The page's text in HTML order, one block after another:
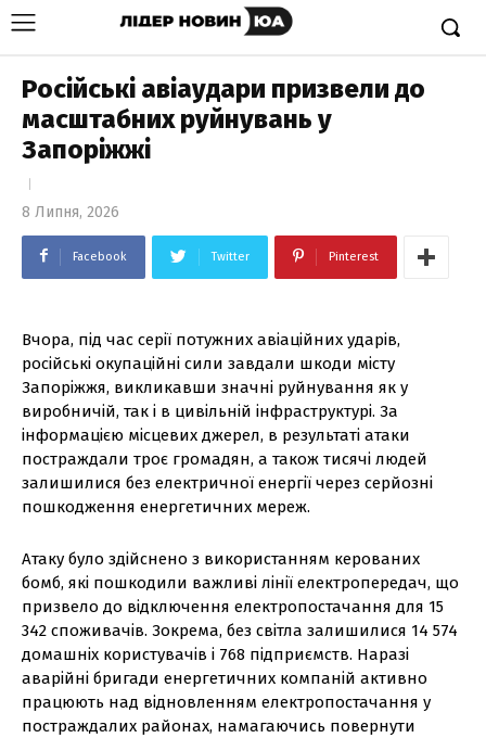
Російські авіаудари призвели до
масштабних руйнувань у
Запоріжжі
8 Липня, 2026
Facebook Twitter Pinterest
Вчора, під час серії потужних авіаційних ударів,
російські окупаційні сили завдали шкоди місту
Запоріжжя, викликавши значні руйнування як у
виробничій, так і в цивільній інфраструктурі. За
інформацією місцевих джерел, в результаті атаки
постраждали троє громадян, а також тисячі людей
залишилися без електричної енергії через серйозні
пошкодження енергетичних мереж.
Атаку було здійснено з використанням керованих
бомб, які пошкодили важливі лінії електропередач, що
призвело до відключення електропостачання для 15
342 споживачів. Зокрема, без світла залишилися 14 574
домашніх користувачів і 768 підприємств. Наразі
аварійні бригади енергетичних компаній активно
працюють над відновленням електропостачання у
постраждалих районах, намагаючись повернути